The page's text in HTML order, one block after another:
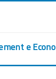
e